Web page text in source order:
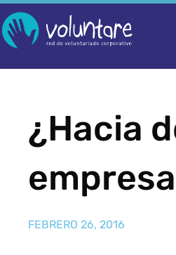
¿Hacia
FEBRERO 26, 2016